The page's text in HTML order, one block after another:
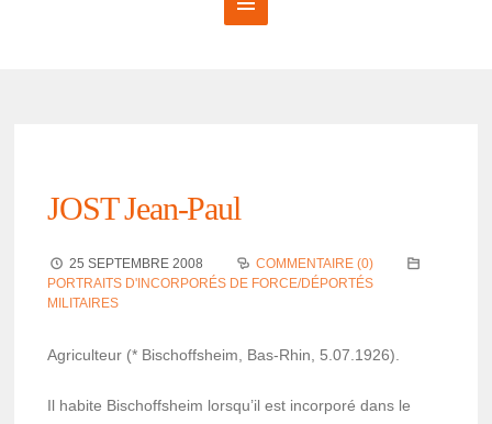
JOST Jean-Paul
25 SEPTEMBRE 2008
COMMENTAIRE (0)
PORTRAITS D'INCORPORÉS DE FORCE/DÉPORTÉS
MILITAIRES
Agri­cul­teur (* Bischoff­sheim, Bas-Rhin, 5.07.1926).
Il habite Bischoff­sheim lorsqu’il est incor­poré dans le